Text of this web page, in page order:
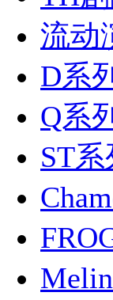
流动
D系
Q系
ST